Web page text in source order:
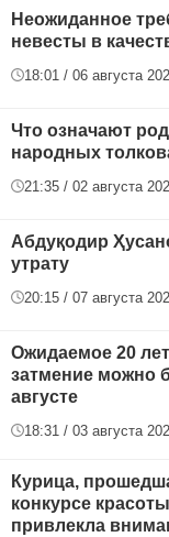
Неожиданное
невесты в
18:01 / 06 августа
Что означают
народных
21:35 / 02 августа
Абдуқодир
утрату
20:15 / 07 августа
Ожидаемое 20
затмение можно
августе
18:31 / 03 августа
Курица,
конкурсе
привлекла